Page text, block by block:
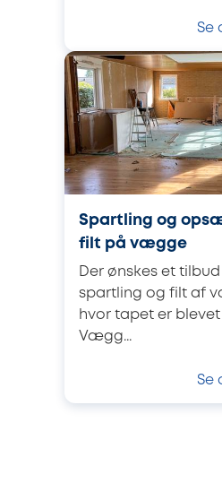
Se
Spartling og
filt på vægge
Der ønskes et
spartling og filt af
hvor tapet er
Vægg...
Se